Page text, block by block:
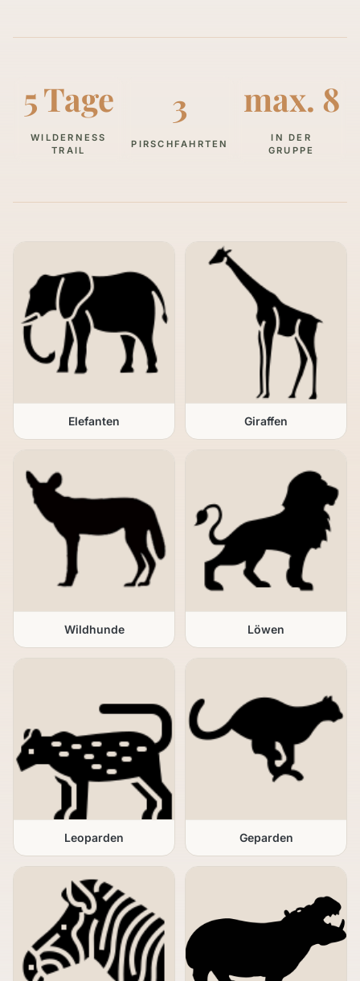
5 Tage
WILDERNESS
TRAIL
3
PIRSCHFAHRTEN
max. 8
IN DER
GRUPPE
Elefanten Giraffen
Wildhunde Löwen
Leoparden Geparden